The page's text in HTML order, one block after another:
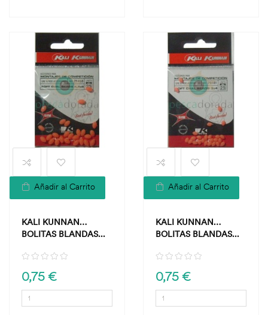
Añadir al Carrito
KALI KUNNAN
BOLITAS BLANDAS...
0,75 €
Añadir al Carrito
KALI KUNNAN
BOLITAS BLANDAS...
0,75 €